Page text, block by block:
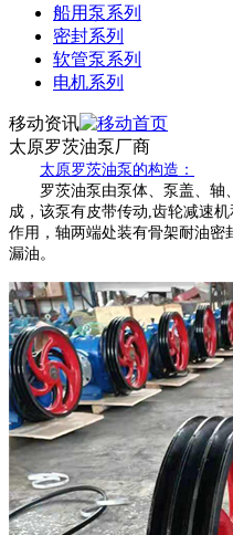
船用泵系列
密封系列
软管泵系列
电机系列
移动资讯
太原罗茨油泵厂商
太原罗茨油泵的构造：
罗茨油泵由泵体、泵盖、轴
成，该泵有皮带传动,齿轮减速
作用，轴两端处装有骨架耐油密
漏油。